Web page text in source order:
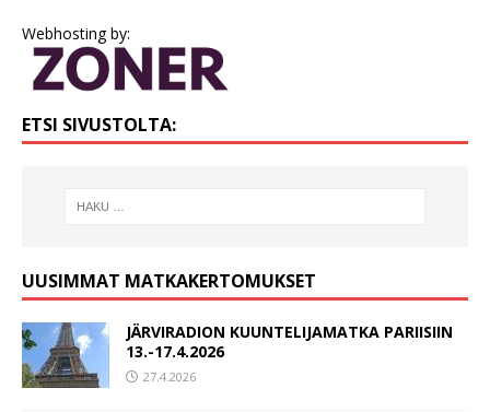
Webhosting by:
ETSI SIVUSTOLTA:
UUSIMMAT MATKAKERTOMUKSET
JÄRVIRADION KUUNTELIJAMATKA PARIISIIN
13.-17.4.2026
27.4.2026